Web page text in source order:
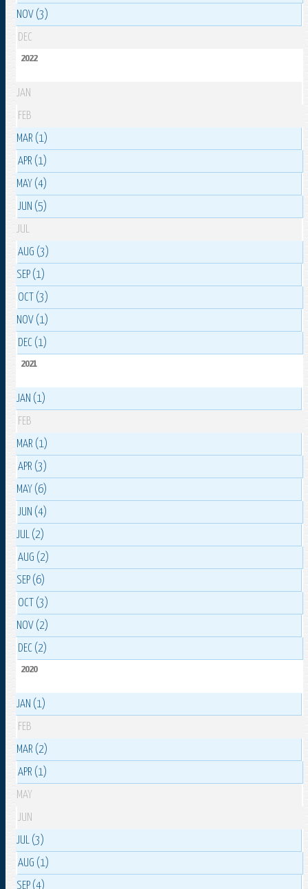
NOV (3)
DEC
2022
JAN
FEB
MAR (1)
APR (1)
MAY (4)
JUN (5)
JUL
AUG (3)
SEP (1)
OCT (3)
NOV (1)
DEC (1)
2021
JAN (1)
FEB
MAR (1)
APR (3)
MAY (6)
JUN (4)
JUL (2)
AUG (2)
SEP (6)
OCT (3)
NOV (2)
DEC (2)
2020
JAN (1)
FEB
MAR (2)
APR (1)
MAY
JUN
JUL (3)
AUG (1)
SEP (4)